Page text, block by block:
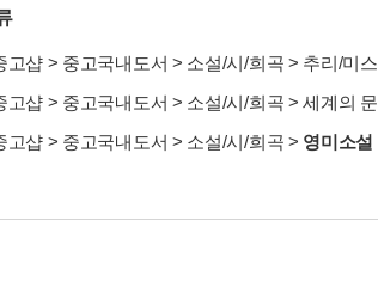
고샵> 중고국내도서 > 소설/시/희곡 > 추리/미
고샵> 중고국내도서 > 소설/시/희곡 >세계의
고샵> 중고국내도서 > 소설/시/희곡 > 영미소설